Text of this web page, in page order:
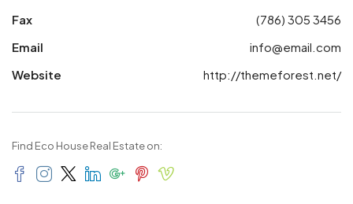
Fax
(786) 305 3456
Email
info@email.com
Website
http://themeforest.net/
Find Eco House Real Estate on: